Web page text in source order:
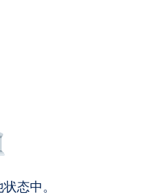
态中。